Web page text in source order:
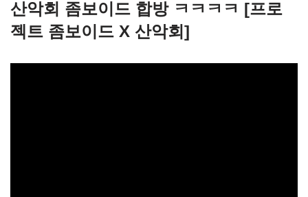
산악회 좀보이드 합방 ㅋㅋㅋㅋ [프로
젝트 좀보이드 X 산악회]